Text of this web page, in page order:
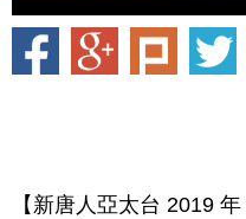
【新唐人亞太台 2019